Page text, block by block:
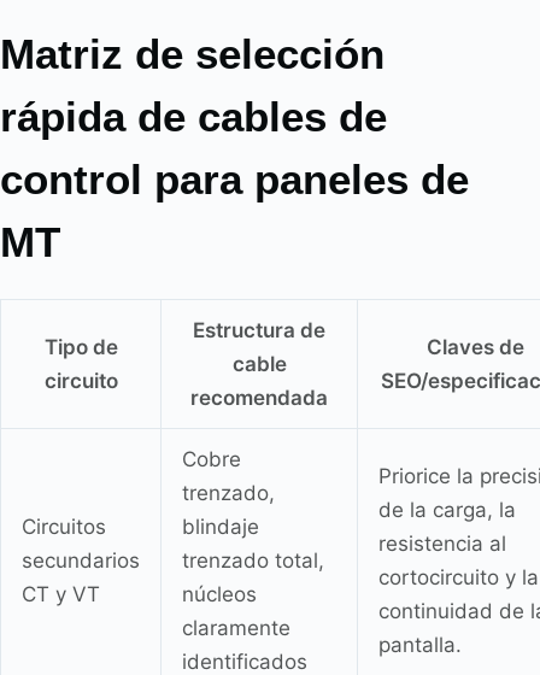
Matriz de selección
rápida de cables de
control para paneles de
MT
Tipo de
circuito
Estructura de
cable
recomendada
Claves de
SEO/
Circuitos
secundarios
CT y VT
Cobre
trenzado,
blindaje
trenzado total,
núcleos
claramente
identificados
Priorice la
de la carga, la
resistencia al
cortocircuito y la
continuidad de
pantalla.